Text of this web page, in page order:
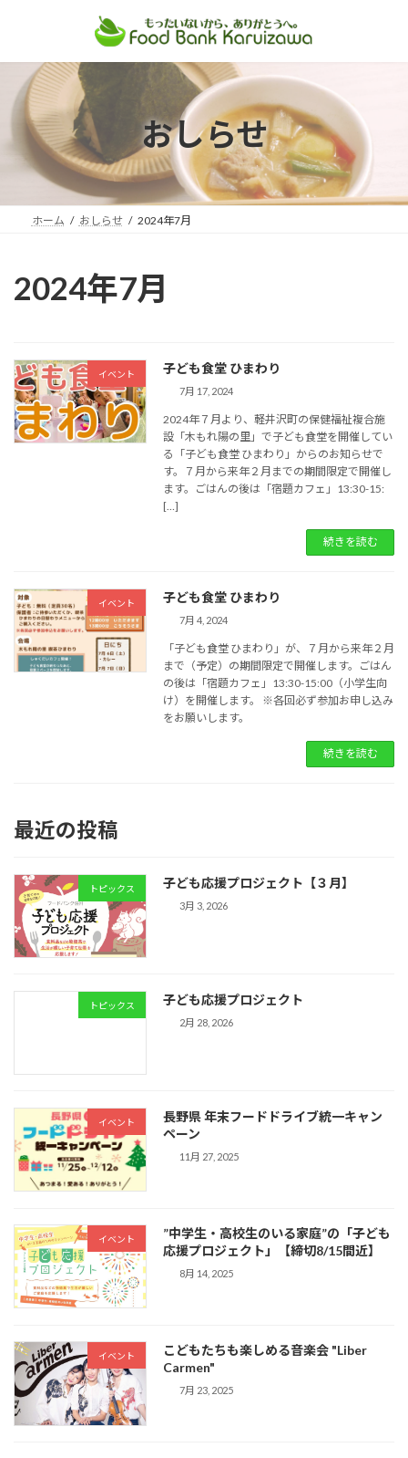
ツ
シ
おしらせ
ホーム おしらせ 2024年7月
2024年7月
イベント 子ども食堂 ひまわり
7月 17, 2024
2024年７月より、軽井沢町の保健福祉複合施
設「木もれ陽の里」で子ども食堂を開催してい
る「子ども食堂 ひまわり」からのお知らせで
す。７月から来年２月までの期間限定で開催し
ます。ごはんの後は「宿題カフェ」13:30-15:
[…]
続きを読む
イベント 子ども食堂 ひまわり
7月 4, 2024
「子ども食堂 ひまわり」が、７月から来年２月
まで（予定）の期間限定で開催します。ごはん
の後は「宿題カフェ」13:30-15:00（小学生向
け）を開催します。 ※各回必ず参加お申し込み
をお願いします。
続きを読む
最近の投稿
トピックス 子ども応援プロジェクト【３月】
3月 3, 2026
トピックス 子ども応援プロジェクト
2月 28, 2026
イベント
長野県 年末フードドライブ統一キャン
ペーン
11月 27, 2025
イベント
”中学生・高校生のいる家庭”の「子ども
応援プロジェクト」【締切8/15間近】
8月 14, 2025
イベント
こどもたちも楽しめる音楽会 "Liber
Carmen"
7月 23, 2025